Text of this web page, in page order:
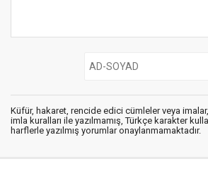
Küfür, hakaret, rencide edici cümleler veya
imla kuralları ile yazılmamış, Türkçe karakter
harflerle yazılmış yorumlar onaylanmamaktadır.